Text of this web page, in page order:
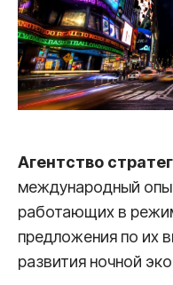
Агентство
международный
работающих в
предложения по их
развития ночной